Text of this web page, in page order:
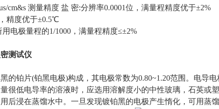
cm&s 测量精度 盐 密:分辨率0.0001位，满量程精度优于±2%
精度优于±0.5℃
电极量程的1/1000，满量程精度≤±2%
测试仪
的铂片(铂黑电极)构成，其电极常数为0.80~1.20范围。电导
很低电导率的溶液时，应选用溶解度小的中性玻璃，石英或
后浸在蒸馏水中。一旦发现镀铂黑的电极产生惰化，可用蒸